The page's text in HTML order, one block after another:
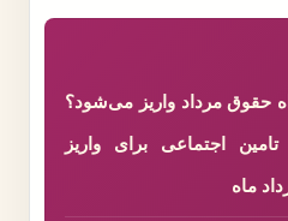
حقوق مرداد واریز می‌شود؟
اجتماعی برای واریز
ماه